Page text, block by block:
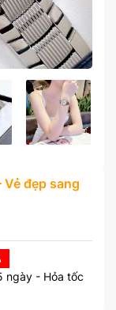
đẹp sang
ngày - Hỏa tốc